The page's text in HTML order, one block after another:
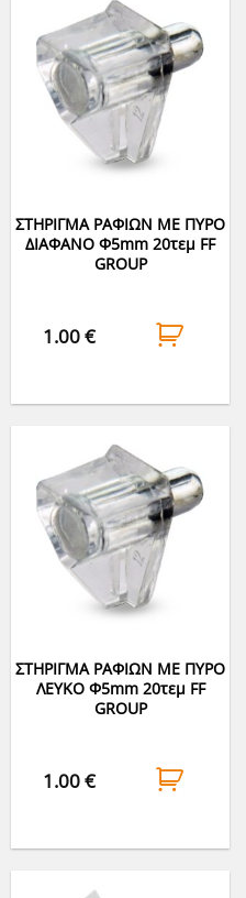
ΣΤΗΡΙΓΜΑ ΡΑΦΙΩΝ ΜΕ ΠΥΡΟ
ΔΙΑΦΑΝΟ Φ5mm 20τεμ FF
GROUP
1.00€
ΣΤΗΡΙΓΜΑ ΡΑΦΙΩΝ ΜΕ ΠΥΡΟ
ΛΕΥΚΟ Φ5mm 20τεμ FF
GROUP
1.00€